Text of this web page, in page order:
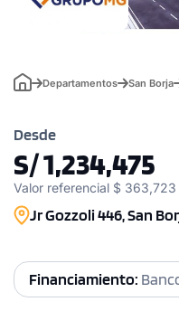
Departamentos San Borja
Desde
S/ 1,234,475
Valor referencial $ 363,723
Jr Gozzoli 446, San
Financiamiento: